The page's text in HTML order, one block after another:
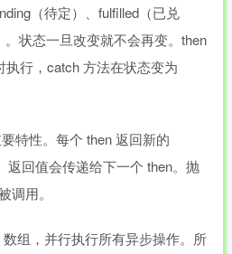
（待定）、fulfilled（已兑
状态一旦改变就不会再变。then
执行，catch 方法在状态变为
特性。每个 then 返回新的
返回值会传递给下一个 then。抛
调用。
组，并行执行所有异步操作。所